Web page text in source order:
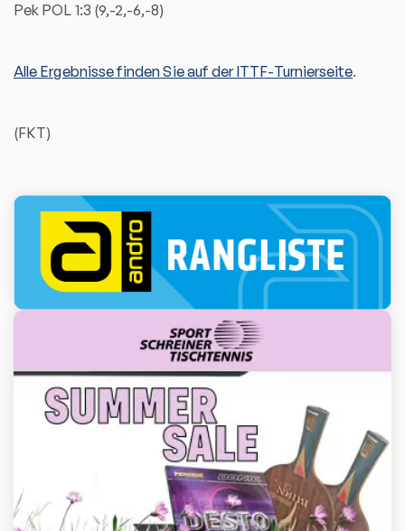
Pek POL 1:3 (9,-2,-6,-8)
Alle Ergebnisse finden Sie auf der ITTF-Turnierseite.
(FKT)